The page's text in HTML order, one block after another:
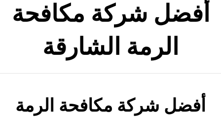
أفضل شركة مكافحة
الرمة الشارقة
أفضل شركة مكافحة الرمة